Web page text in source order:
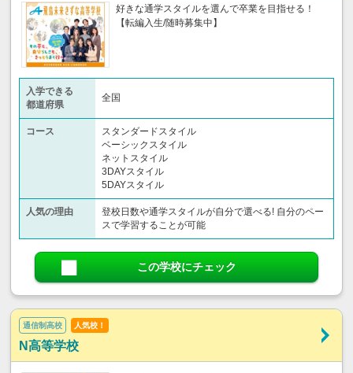
好きな通学スタイルを選んで卒業を目指せる！
【転編入生/随時募集中】
入学できる
都道府県
全国
コース
スタンダードスタイル
ベーシックスタイル
ネットスタイル
3DAYスタイル
5DAYスタイル
人気の理由
登校日数や通学スタイルが自分で選べる! 自分のペー
スで学習することが可能
この学校にチェック
通信制高校 人気校！
N高等学校